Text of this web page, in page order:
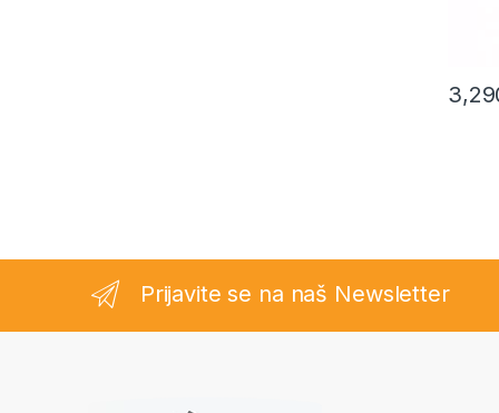
Prijavite se na naš Newsletter